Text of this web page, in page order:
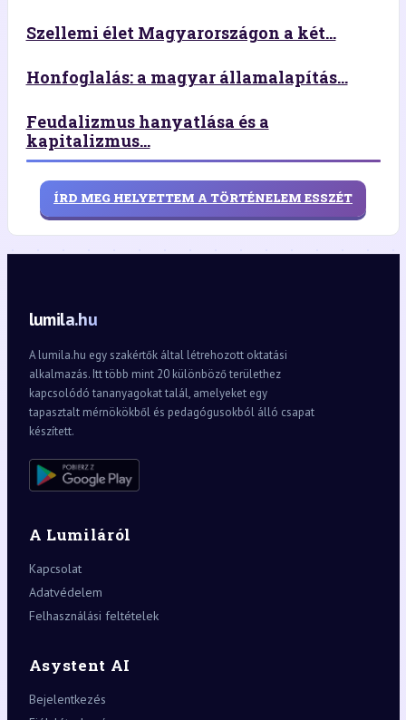
Szellemi élet Magyarországon a két...
Honfoglalás: a magyar államalapítás...
Feudalizmus hanyatlása és a
kapitalizmus...
ÍRD MEG HELYETTEM A TÖRTÉNELEM ESSZÉT
lumila.hu
A lumila.hu egy szakértők által létrehozott oktatási
alkalmazás. Itt több mint 20 különböző területhez
kapcsolódó tananyagokat talál, amelyeket egy
tapasztalt mérnökökből és pedagógusokból álló csapat
készített.
A Lumiláról
Kapcsolat
Adatvédelem
Felhasználási feltételek
Asystent AI
Bejelentkezés